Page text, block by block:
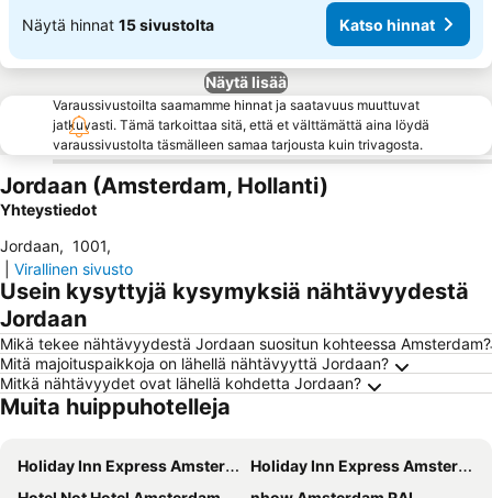
Näytä hinnat 15 sivustolta Katso hinnat
Näytä lisää
Varaussivustoilta saamamme hinnat ja saatavuus muuttuvat
jatkuvasti. Tämä tarkoittaa sitä, että et välttämättä aina löydä
varaussivustolta täsmälleen samaa tarjousta kuin trivagosta.
Jordaan (Amsterdam, Hollanti)
Yhteystiedot
Jordaan, 1001,
Virallinen sivusto
Usein kysyttyjä kysymyksiä nähtävyydestä
Jordaan
Mikä tekee nähtävyydestä Jordaan suositun kohteessa Amsterdam?
Mitä majoituspaikkoja on lähellä nähtävyyttä Jordaan?
Mitkä nähtävyydet ovat lähellä kohdetta Jordaan?
Muita huippuhotelleja
Holiday Inn Express Amsterdam - North Riverside By Ihg
Holiday Inn Express Amsterdam - Arena Towers by IHG